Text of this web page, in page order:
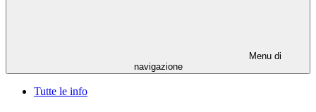
Menu di
navigazione
Tutte le info